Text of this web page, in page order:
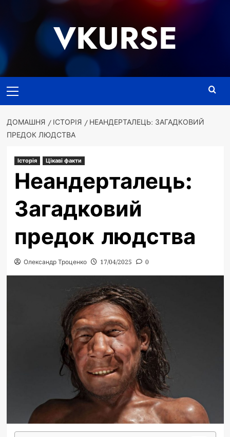
VKURSE
меню
ДОМАШНЯ ІСТОРІЯ
НЕАНДЕРТАЛЕЦЬ: ЗАГАДКОВИЙ
ПРЕДОК ЛЮДСТВА
Історія Цікаві факти
Неандерталець:
Загадковий
предок людства
Олександр Троценко 17/04/2025 0